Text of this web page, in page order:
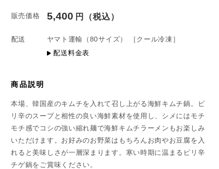
販売価格 5,400
配送 ヤマト運輸 （80サイズ）
［クール冷凍］
配送料金表
商品説明
本場、韓国産のキムチを入れて召し上がる海鮮キムチ鍋。ピ
リ辛のスープと相性の良い海鮮素材を使用し、シメにはモチ
モチ感でコシの強い縮れ麺で海鮮キムチラーメンもお楽しみ
いただけます。お好みのお野菜はもちろんお肉やお豆腐を入
れると美味しさが一層深まります。寒い時期に温まるピリ辛
チゲ鍋をご賞味ください。